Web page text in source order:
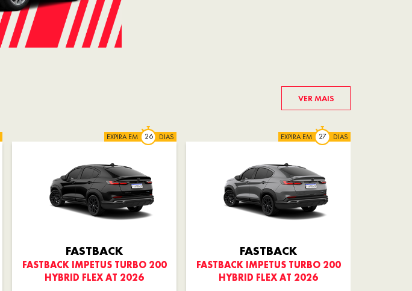
VER MAIS
EXPIRA EM DIAS
FASTBACK
FASTBACK IMPETUS TURBO 200
HYBRID FLEX AT 2026
EXPIRA EM DIAS
FASTBACK
FASTBACK IMPETUS TURBO 200
HYBRID FLEX AT 2026